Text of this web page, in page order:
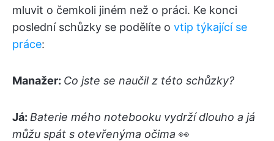
mluvit o čemkoli jiném než o práci. Ke konci
poslední schůzky se podělíte o vtip týkající se
práce:
Manažer: Co jste se naučil z této schůzky?
Já: Baterie mého notebooku vydrží dlouho a já
můžu spát s otevřenýma očima 👀